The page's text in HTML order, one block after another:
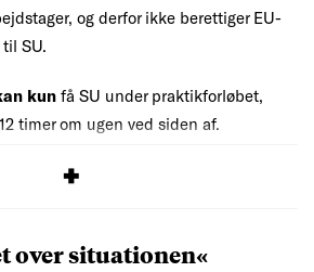
og derfor ikke berettiger EU-
SU.
kun få SU under praktikforløbet,
timer om ugen ved siden af.
over situationen«